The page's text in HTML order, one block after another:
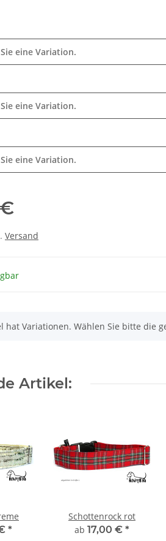
eine Variation.
eine Variation.
eine Variation.
Versand
hat Variationen. Wählen Sie bitte die
Artikel:
*
Schottenrock rot
ab 17,00 € *